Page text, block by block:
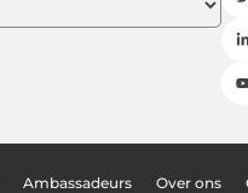
Ambassadeurs Over ons